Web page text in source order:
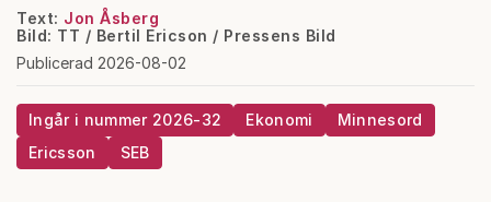
Text: Jon Åsberg
Bild: TT / Bertil Ericson / Pressens Bild
Publicerad 2026-08-02
Ingår i nummer 2026-32 Ekonomi
Minnesord
Ericsson
SEB